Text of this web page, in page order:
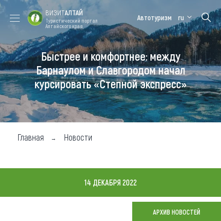
Форум VISIT
ALTAI
Цветение
маральника
Медицинский
форум
Алтайская
зимовка
Туры
Где побывать
Чем заняться
Карта
ВИЗИТАЛТАЙ
Туристический портал
Алтайского края
Автотуризм ru
Быстрее и комфортнее: между
Барнаулом и Славгородом начал
курсировать «Степной экспресс»
Главная Новости
14 ДЕКАБРЯ 2022
АРХИВ НОВОСТЕЙ